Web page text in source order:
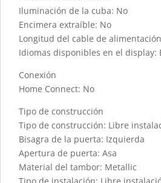
Iluminación de la cuba: No
Encimera extraíble: No
Longitud del cable de
Idiomas disponibles en el display:
Conexión
Home Connect: No
Tipo de construcción
Tipo de construcción: Libre
Bisagra de la puerta: Izquierda
Apertura de puerta: Asa
Material del tambor: Metallic